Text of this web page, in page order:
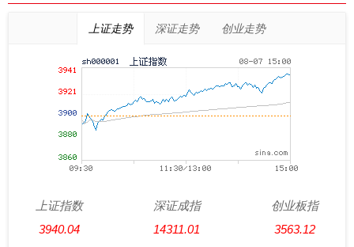
上证走势 深证走势 创业走势
上证指数
3940.04
深证成指
14311.01
创业板指
3563.12